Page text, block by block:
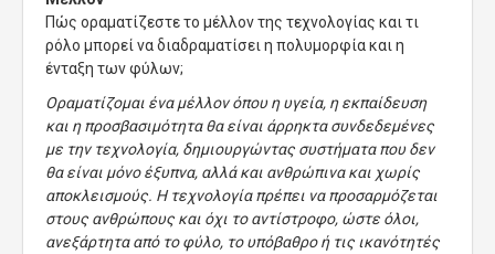
Πώς οραματίζεστε το μέλλον της τεχνολογίας και τι
ρόλο μπορεί να διαδραματίσει η πολυμορφία και η
ένταξη των φύλων;
Οραματίζομαι ένα μέλλον όπου η υγεία, η εκπαίδευση
και η προσβασιμότητα θα είναι άρρηκτα συνδεδεμένες
με την τεχνολογία, δημιουργώντας συστήματα που δεν
θα είναι μόνο έξυπνα, αλλά και ανθρώπινα και χωρίς
αποκλεισμούς. Η τεχνολογία πρέπει να προσαρμόζεται
στους ανθρώπους και όχι το αντίστροφο, ώστε όλοι,
ανεξάρτητα από το φύλο, το υπόβαθρο ή τις ικανότητές